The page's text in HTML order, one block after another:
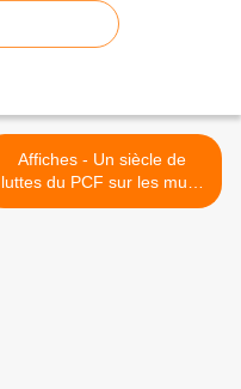
Affiches - Un siècle de
luttes du PCF sur les murs
de France >